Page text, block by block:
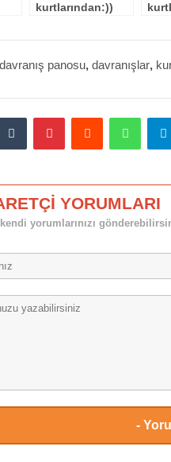
kurtlarından:))
köşemizzzzz
davranış panosu, davranışlar,
Tumblr Pinterest Reddit
YORUMLARI
yorumlarınızı